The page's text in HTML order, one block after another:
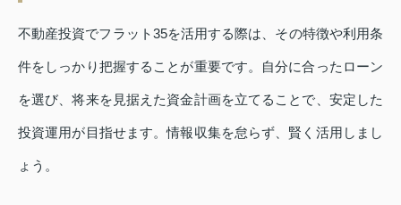
不動産投資でフラット35を活用する際は、その特徴や利用条
件をしっかり把握することが重要です。自分に合ったローン
を選び、将来を見据えた資金計画を立てることで、安定した
投資運用が目指せます。情報収集を怠らず、賢く活用しまし
ょう。